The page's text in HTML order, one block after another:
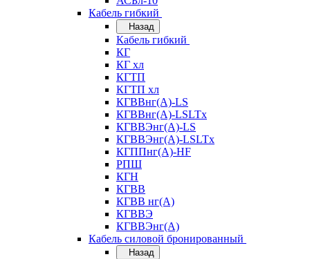
Кабель гибкий
Назад
Кабель гибкий
КГ
КГ хл
КГТП
КГТП хл
КГВВнг(А)-LS
КГВВнг(А)-LSLTx
КГВВЭнг(А)-LS
КГВВЭнг(А)-LSLTx
КГППнг(А)-HF
РПШ
КГН
КГВВ
КГВВ нг(А)
КГВВЭ
КГВВЭнг(А)
Кабель силовой бронированный
Назад